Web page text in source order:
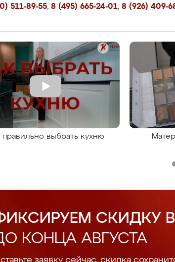
511-89-55, 8 (495) 665-24-01, 8 (926) 409-
правильно выбрать кухню
СКИДКУ В
КОНЦА АВГУСТА
заявку сейчас, скидка